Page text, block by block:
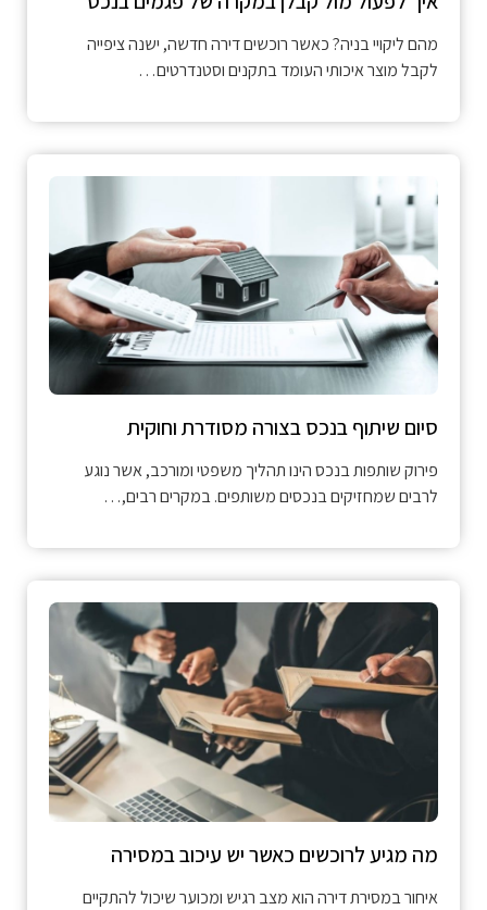
מהם ליקויי בניה? כאשר רוכשים דירה חדשה, ישנה ציפייה
לקבל מוצר איכותי העומד בתקנים וסטנדרטים…
סיום שיתוף בנכס בצורה מסודרת וחוקית
פירוק שותפות בנכס הינו תהליך משפטי ומורכב, אשר נוגע
לרבים שמחזיקים בנכסים משותפים. במקרים רבים,…
מה מגיע לרוכשים כאשר יש עיכוב במסירה
איחור במסירת דירה הוא מצב רגיש ומכוער שיכול להתקיים